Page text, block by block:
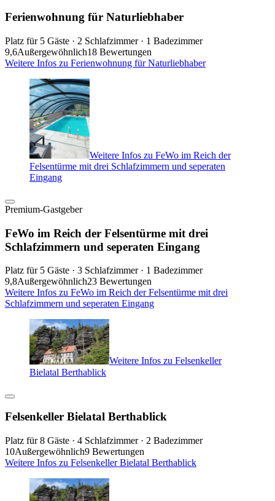
Ferienwohnung für Naturliebhaber
Platz für 5 Gäste · 2 Schlafzimmer · 1 Badezimmer
9,6Außergewöhnlich18 Bewertungen
Weitere Infos zu Ferienwohnung für Naturliebhaber
Weitere Infos zu FeWo im Reich der
Felsentürme mit drei Schlafzimmern und seperaten
Eingang
Premium-Gastgeber
FeWo im Reich der Felsentürme mit drei
Schlafzimmern und seperaten Eingang
Platz für 5 Gäste · 3 Schlafzimmer · 1 Badezimmer
9,8Außergewöhnlich23 Bewertungen
Weitere Infos zu FeWo im Reich der Felsentürme mit drei
Schlafzimmern und seperaten Eingang
Weitere Infos zu Felsenkeller
Bielatal Berthablick
Felsenkeller Bielatal Berthablick
Platz für 8 Gäste · 4 Schlafzimmer · 2 Badezimmer
10Außergewöhnlich9 Bewertungen
Weitere Infos zu Felsenkeller Bielatal Berthablick